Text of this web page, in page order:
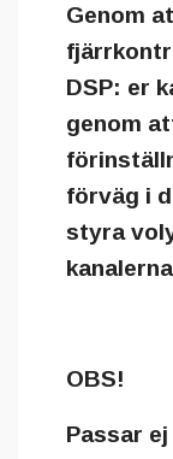
Genom
DSP: er
genom
förväg i
styra
OBS!
Passar